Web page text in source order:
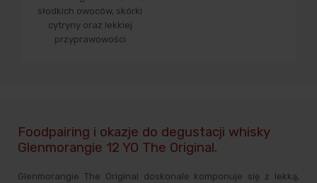
słodkich owoców, skórki
cytryny oraz lekkiej
przyprawowości
Foodpairing i okazje do degustacji whisky
Glenmorangie 12 YO The Original.
Glenmorangie The Original doskonale komponuje się z lekką,